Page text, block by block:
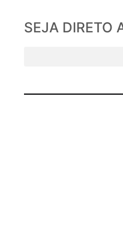
SEJA DIRETO